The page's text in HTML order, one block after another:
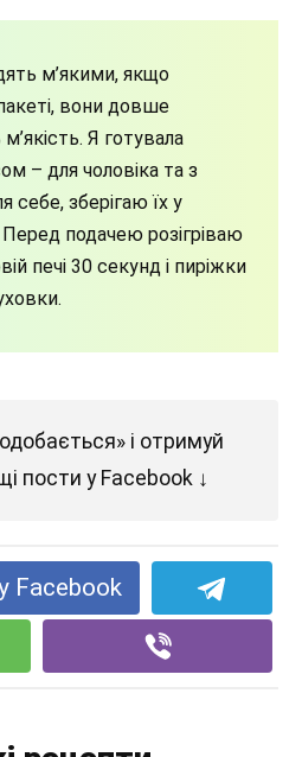
м’якими, якщо
вони довше
Я готувала
– для чоловіка та з
себе, зберігаю їх у
подачею розігріваю
печі 30 секунд і пиріжки
і отримуй
пости у Facebook ↓
Facebook